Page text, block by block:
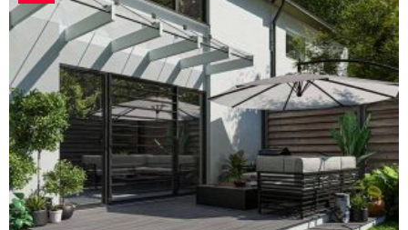
e
r
P
e
i
s
w
a
r
:
4
9
,
i
s
i
s
t
:
2
9
,
9
6
€
.